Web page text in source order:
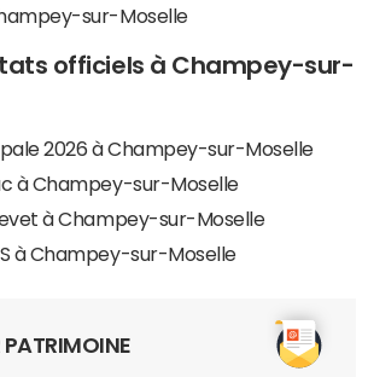
sur-Moselle
officiels à Champey-sur-
2026 à Champey-sur-Moselle
à Champey-sur-Moselle
à Champey-sur-Moselle
à Champey-sur-Moselle
PATRIMOINE